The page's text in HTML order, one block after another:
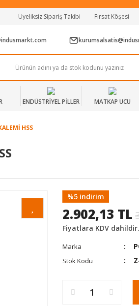
Tüm Alışverişlerde Vade
Mağazadan Teslim &
Üyeliksiz Sipariş Takibi Fırsat Köşesi
ENDÜSTRİYEL PİLLER MATKAP UCU
HSS
%5 indirim
2.902,13 TL
Fiyatlara KDV dahildir.
Marka
Stok Kodu